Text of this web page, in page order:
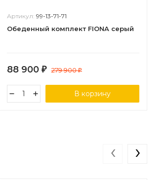
Артикул: 99-13-71-71
Обеденный комплект FIONA серый
88 900 ₽ 279 900₽
В корзину
‹ ›